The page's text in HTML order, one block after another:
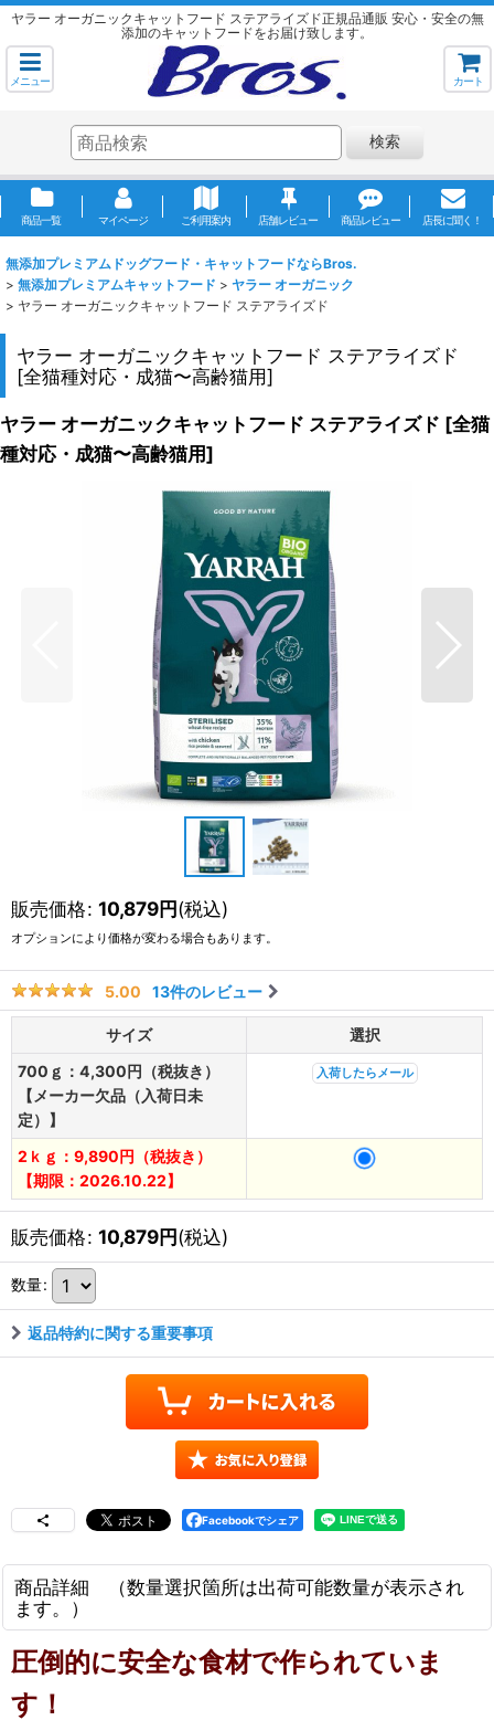
ヤラー オーガニックキャットフード ステアライズド正規品通販 安心・安全の無
添加のキャットフードをお届け致します。
メニュー カート
検索
商品一覧 マイページ ご利用案内 店舗レビュー 商品レビュー 店長に聞く！
無添加プレミアムドッグフード・キャットフードならBros.
> 無添加プレミアムキャットフード > ヤラー オーガニック
> ヤラー オーガニックキャットフード ステアライズド
ヤラー オーガニックキャットフード ステアライズド
[全猫種対応・成猫〜高齢猫用]
ヤラー オーガニックキャットフード ステアライズド [全猫
種対応・成猫〜高齢猫用]
販売価格: 10,879円(税込)
オプションにより価格が変わる場合もあります。
5.00 13件のレビュー
サイズ
選択
700ｇ：4,300円（税抜き）
【メーカー欠品（入荷日未
定）】
入荷したらメール
2ｋｇ：9,890円（税抜き）
【期限：2026.10.22】
販売価格: 10,879円(税込)
数量:
返品特約に関する重要事項
Facebookでシェア
商品詳細 （数量選択箇所は出荷可能数量が表示され
ます。）
圧倒的に安全な食材で作られていま
す！